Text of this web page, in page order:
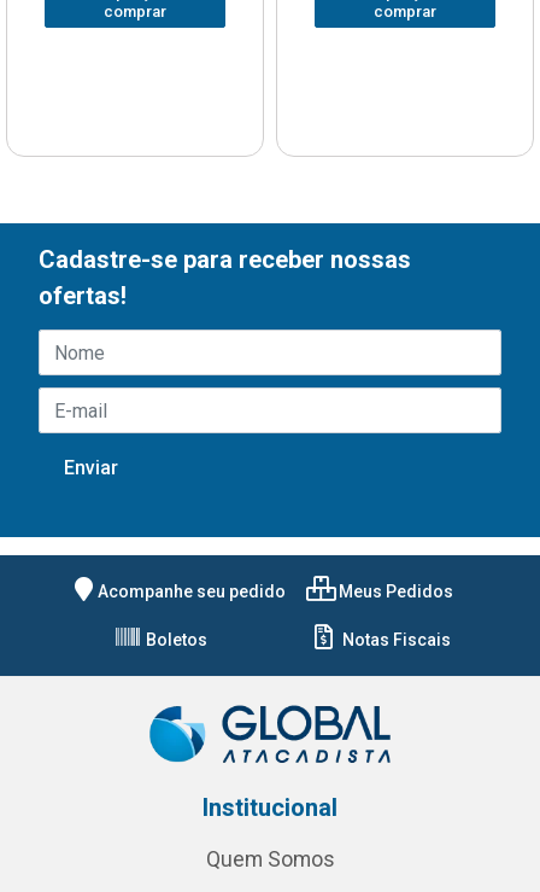
comprar
comprar
Cadastre-se para receber nossas
ofertas!
Acompanhe seu pedido Meus Pedidos
Boletos Notas Fiscais
Institucional
Quem Somos